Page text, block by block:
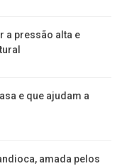
a pressão alta e
e que ajudam a
amada pelos